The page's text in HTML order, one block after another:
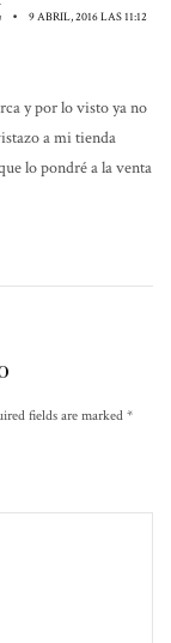
• 9 ABRIL, 2016 LAS 11:12
y por lo visto ya no
a mi tienda
lo pondré a la venta
fields are marked *